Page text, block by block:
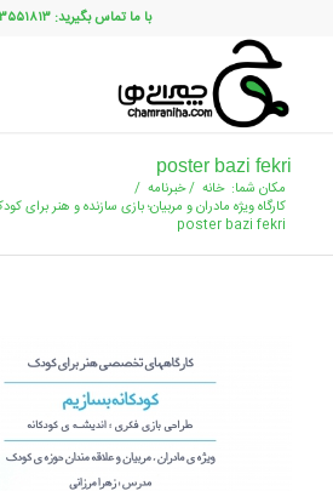
با ما تماس بگیرید: ۰۲۱۳۳۵۵۱۸۱۳
poster bazi fekri
مکان شما: خانه /خبرنامه /
کارگاه ویژه مادران و مربیان؛ بازی سازنده و هنر برای
poster bazi fekri